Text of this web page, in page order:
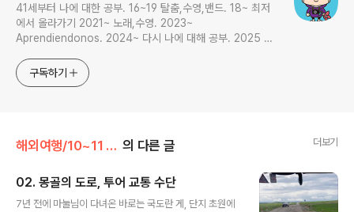
41세부터 나에 대한 공부. 16~19 탈춤,수영,밴드. 18~ 최저
에서 올라가기 2021~ 노래,수영. 2023~
Aprendiendonos. 2024~ 다시 나에 대해 공부. 2025 지
구독하기
해외여행/10~11 필리핀,몽골 의 다른 글 더보기
02. 몽골의 도로, 투어 교통 수단
7년 전에 마눌님이 다녀온 바로는 국도란 게, 단지 초원에